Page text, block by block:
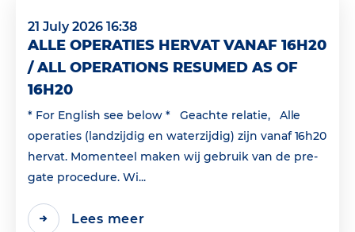
21 July 2026 16:38
ALLE OPERATIES HERVAT VANAF 16H20
/ ALL OPERATIONS RESUMED AS OF
16H20
* For English see below * Geachte relatie, Alle
operaties (landzijdig en waterzijdig) zijn vanaf 16h20
hervat. Momenteel maken wij gebruik van de pre-
gate procedure. Wi...
Lees meer